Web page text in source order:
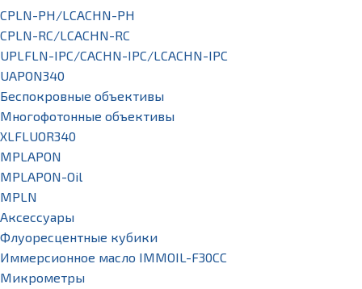
CPLN-PH/LCACHN-PH
CPLN-RC/LCACHN-RC
UPLFLN-IPC/CACHN-IPC/LCACHN-IPC
UAPON340
Беспокровные объективы
Многофотонные объективы
XLFLUOR340
MPLAPON
MPLAPON-Oil
MPLN
Аксессуары
Флуоресцентные кубики
Иммерсионное масло IMMOIL-F30CC
Микрометры